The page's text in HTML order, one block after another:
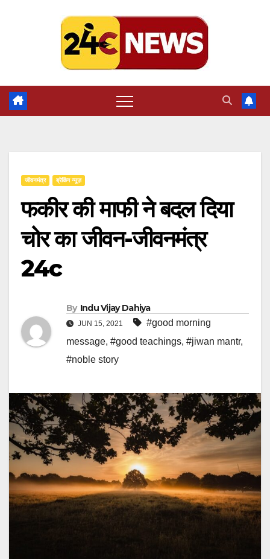
जीवनमंत्र ब्रेकिंग न्यूज़
फकीर की माफी ने बदल दिया
चोर का जीवन-जीवनमंत्र
24c
By Indu Vijay Dahiya
JUN 15, 2021
#good morning
message, #good teachings, #jiwan mantr,
#noble story